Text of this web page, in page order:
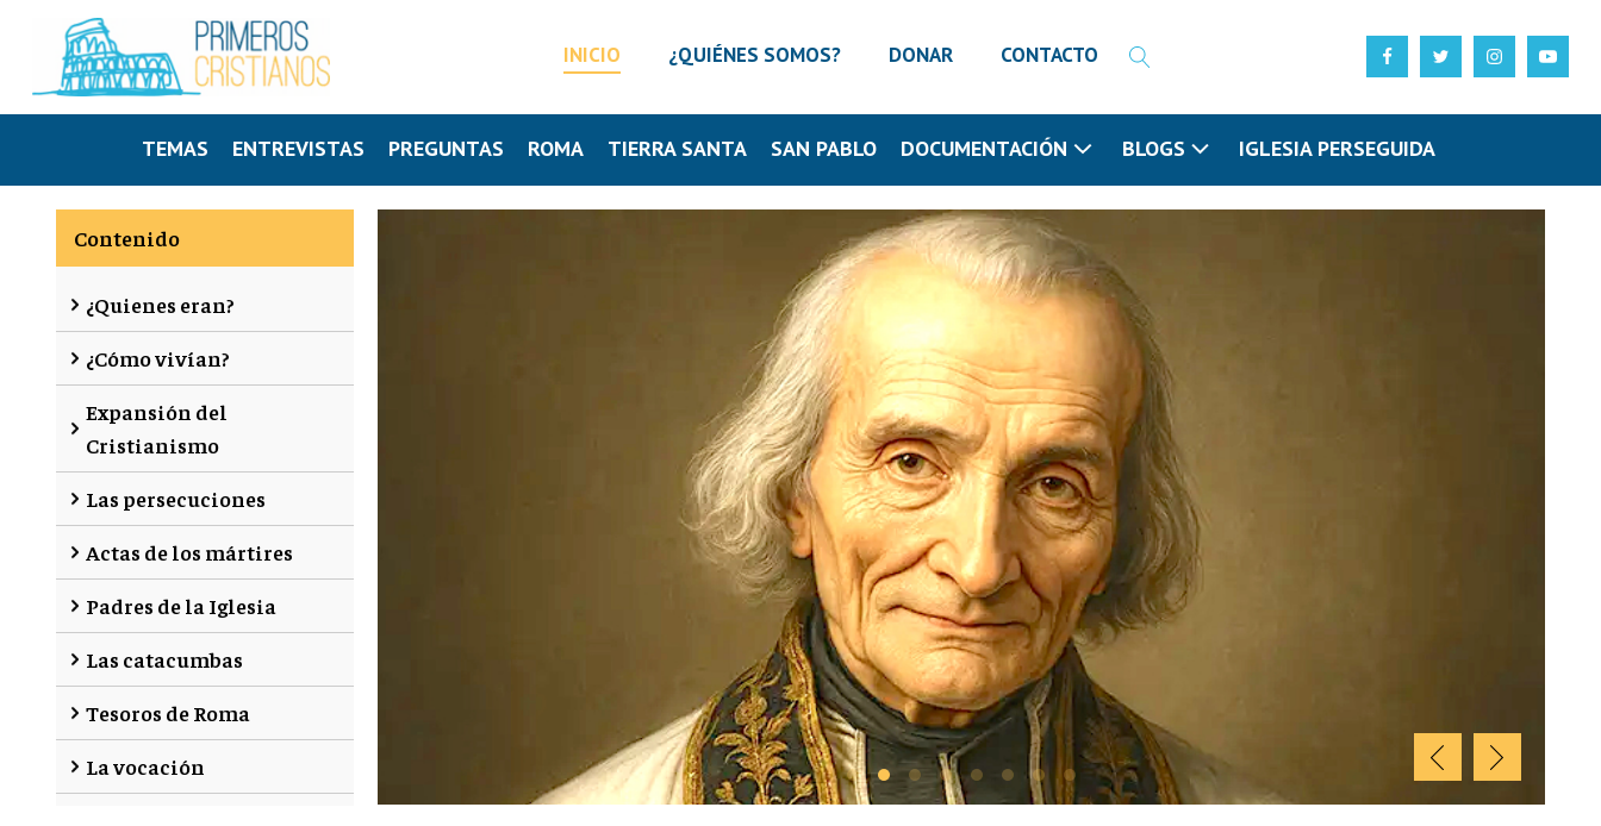
INICIO ¿QUIÉNES SOMOS? DONAR CONTACTO
TEMAS ENTREVISTAS PREGUNTAS ROMA TIERRA SANTA SAN PABLO DOCUMENTACIÓN BLOGS IGLESIA PERSEGUIDA
Contenido
¿Quienes eran?
¿Cómo vivían?
Expansión del
Cristianismo
Las persecuciones
Actas de los mártires
Padres de la Iglesia
Las catacumbas
Tesoros de Roma
La vocación